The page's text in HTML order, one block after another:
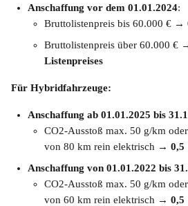
Anschaffung vor dem 01.01.2024:
Bruttolistenpreis bis 60.000 € →
Bruttolistenpreis über 60.000 €
Listenpreises
Für Hybridfahrzeuge:
Anschaffung ab 01.01.2025 bis
CO2-Ausstoß max. 50 g/km
von 80 km rein elektrisch → 0,5
Anschaffung von 01.01.2022 bis
CO2-Ausstoß max. 50 g/km
von 60 km rein elektrisch → 0,5